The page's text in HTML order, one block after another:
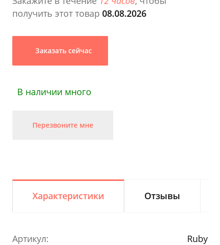
получить этот товар 08.08.2026
Заказать сейчас
В наличии много
Перезвоните мне
Характеристики Отзывы
Артикул:
Ruby